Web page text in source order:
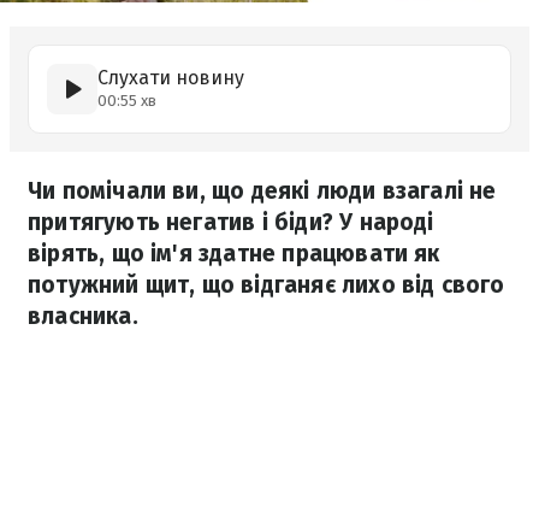
Слухати новину
00:55 хв
Чи помічали ви, що деякі люди взагалі не
притягують негатив і біди? У народі
вірять, що ім'я здатне працювати як
потужний щит, що відганяє лихо від свого
власника.